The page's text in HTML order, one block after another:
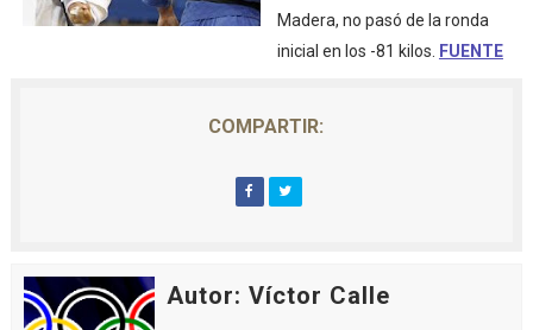
Madera, no pasó de la ronda
inicial en los -81 kilos.
FUENTE
COMPARTIR:
Autor: Víctor Calle